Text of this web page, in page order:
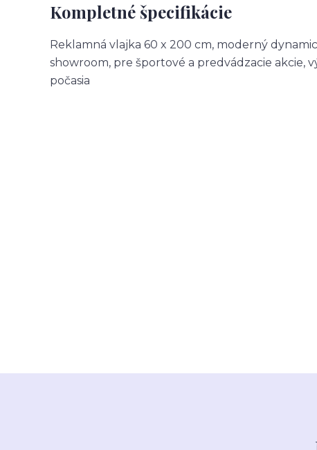
Kompletné špecifikácie
Reklamná vlajka 60 x 200 cm, moderný
showroom, pre športové a predvádzacie akcie,
počasia